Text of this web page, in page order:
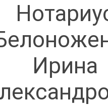
Ирина